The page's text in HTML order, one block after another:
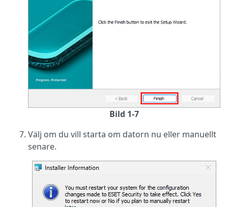
Bild 1-7
Välj om du vill starta om datorn nu eller manuellt
senare.